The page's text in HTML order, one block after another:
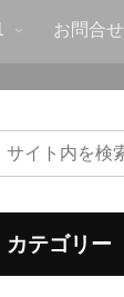
お問合せ
カテゴリー